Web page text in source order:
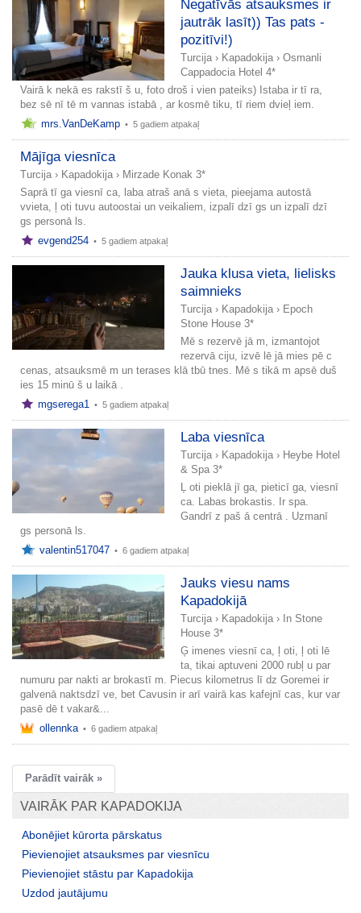
Negatīvās atsauksmes ir
jautrāk lasīt)) Tas pats -
pozitīvi!)
Turcija › Kapadokija › Osmanli
Cappadocia Hotel 4*
Vairā k nekā es rakstī š u, foto droš i vien pateiks) Istaba ir tī ra,
bez sē nī tē m vannas istabā , ar kosmē tiku, tī riem dvieļ iem.
mrs.VanDeKamp • 5 gadiem atpakaļ
Mājīga viesnīca
Turcija › Kapadokija › Mirzade Konak 3*
Saprā tī ga viesnī ca, laba atraš anā s vieta, pieejama autostā
vvieta, ļ oti tuvu autoostai un veikaliem, izpalī dzī gs un izpalī dzī
gs personā ls.
evgend254 • 5 gadiem atpakaļ
Jauka klusa vieta, lielisks
saimnieks
Turcija › Kapadokija › Epoch
Stone House 3*
Mē s rezervē jā m, izmantojot
rezervā ciju, izvē lē jā mies pē c
cenas, atsauksmē m un terases klā tbū tnes. Mē s tikā m apsē duš
ies 15 minū š u laikā .
mgserega1
• 5 gadiem atpakaļ
Laba viesnīca
Turcija › Kapadokija › Heybe Hotel
& Spa 3*
Ļ oti pieklā jī ga, pieticī ga, viesnī
ca. Labas brokastis. Ir spa.
Gandrī z paš ā centrā . Uzmanī
gs personā ls.
valentin517047 • 6 gadiem atpakaļ
Jauks viesu nams
Kapadokijā
Turcija › Kapadokija › In Stone
House 3*
Ģ imenes viesnī ca, ļ oti, ļ oti lē
ta, tikai aptuveni 2000 rubļ u par
numuru par nakti ar brokastī m. Piecus kilometrus lī dz Goremei ir
galvenā naktsdzī ve, bet Cavusin ir arī vairā kas kafejnī cas, kur var
pasē dē t vakar&...
ollennka • 6 gadiem atpakaļ
Parādīt vairāk »
VAIRĀK PAR KAPADOKIJA
Abonējiet kūrorta pārskatus
Pievienojiet atsauksmes par viesnīcu
Pievienojiet stāstu par Kapadokija
Uzdod jautājumu